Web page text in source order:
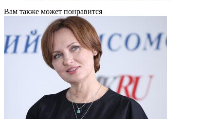
Вам также может понравится